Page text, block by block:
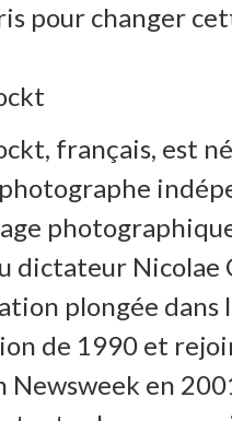
pour changer
français, est
dictateur Nicolae
plongée
de 1990 et
Newsweek en